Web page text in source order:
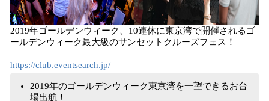
2019年ゴールデンウィーク、10連休に東京湾で開催されるゴ
ールデンウィーク最大級のサンセットクルーズフェス！
https://club.eventsearch.jp/
2019年のゴールデンウィーク東京湾を一望できるお台
場出航！